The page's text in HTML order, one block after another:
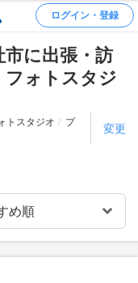
ログイン・登録
市に出張・訪
フォトスタジ
トスタジオ
プ
変更